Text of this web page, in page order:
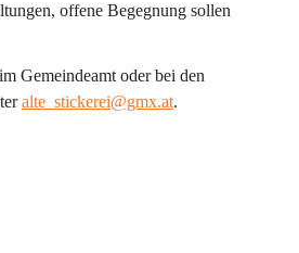
offene Begegnung sollen
Gemeindeamt oder bei den
alte_stickerei@gmx.at.